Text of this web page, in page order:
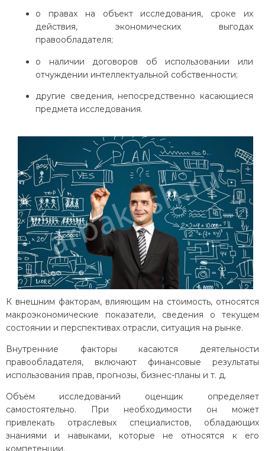
о правах на объект исследования, сроке их
действия, экономических выгодах
правообладателя;
о наличии договоров об использовании или
отчуждении интеллектуальной собственности;
другие сведения, непосредственно касающиеся
предмета исследования.
К внешним факторам, влияющим на стоимость, относятся
макроэкономические показатели, сведения о текущем
состоянии и перспективах отрасли, ситуация на рынке.
Внутренние факторы касаются деятельности
правообладателя, включают финансовые результаты
использования прав, прогнозы, бизнес-планы и т. д.
Объём исследований оценщик определяет
самостоятельно. При необходимости он может
привлекать отраслевых специалистов, обладающих
знаниями и навыками, которые не относятся к его
компетенции.